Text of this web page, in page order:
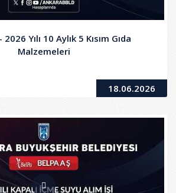
2026 Yılı 10 Aylık 5 Kısım Gıda
Malzemeleri
18.06.2026